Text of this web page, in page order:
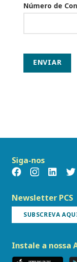
Número de
ENVIAR
Siga-nos
Newsletter PCS
SUBSCREVA
Instale a nossa